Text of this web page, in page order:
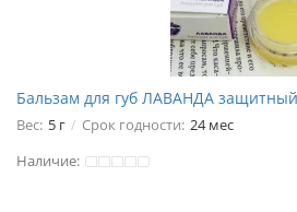
Бальзам для губ ЛАВАНДА
Вес: 5 г Срок годности: 24 мес
Наличие: